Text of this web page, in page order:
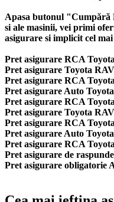
Apasa butonul "Cumpără
si ale masinii, vei primi
asigurare si implicit cel
Pret asigurare RCA
Pret asigurare Toyota
Pret asigurare RCA
Pret asigurare Auto
Pret asigurare RCA
Pret asigurare Toyota
Pret asigurare RCA
Pret asigurare Auto
Pret asigurare RCA
Pret asigurare de
Pret asigurare obligatorie